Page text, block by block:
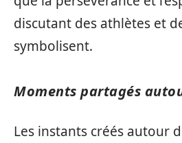
discutant des athlètes et
symbolisent.
Moments partagés
Les instants créés autour